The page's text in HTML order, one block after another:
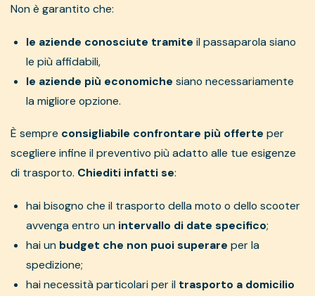
Non è garantito che:
le aziende conosciute tramite il passaparola siano
le più affidabili,
le aziende più economiche siano necessariamente
la migliore opzione.
È sempre consigliabile confrontare più offerte per
scegliere infine il preventivo più adatto alle tue esigenze
di trasporto. Chiediti infatti se:
hai bisogno che il trasporto della moto o dello scooter
avvenga entro un intervallo di date specifico;
hai un budget che non puoi superare per la
spedizione;
hai necessità particolari per il trasporto a domicilio